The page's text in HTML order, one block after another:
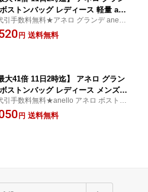
ストンバッグ レディース 軽量 ane
ショルダーバッグ 小さめ
い 軽い おしゃれ 2WAY ミニボスト
引手数料無料★アネロ グランデ anello
2WAY ボストンバッグ 斜め掛け
円 送料無料
大41倍 11日2時迄】 アネロ グラン
ストンバッグ レディース メンズ
anello GRANDE 小さめ ブランド
ゃれ 軽量 拡張 一泊 二泊 30L 21L 2
引手数料無料★anello アネロ ボストン
ルダー 拡張可 エキスパンダブル
円 送料無料